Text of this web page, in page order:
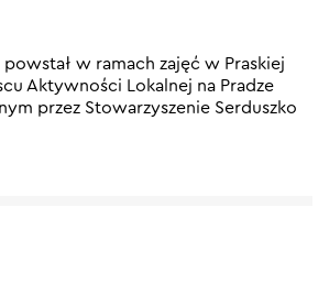
w ramach zajęć w Praskiej
Aktywności Lokalnej na Pradze
przez Stowarzyszenie Serduszko